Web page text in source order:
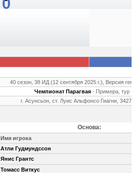
40 сезон, 38 ИД (12 сентября 2025 г.), Версия
Чемпионат Парагвая - Примера, тур
г. Асунсьон, ст. Луис Альфонсо Гиагни, 34270
Основа:
Имя игрока
Атли Гудмундссон
Янис Грантс
Томасс Виткус